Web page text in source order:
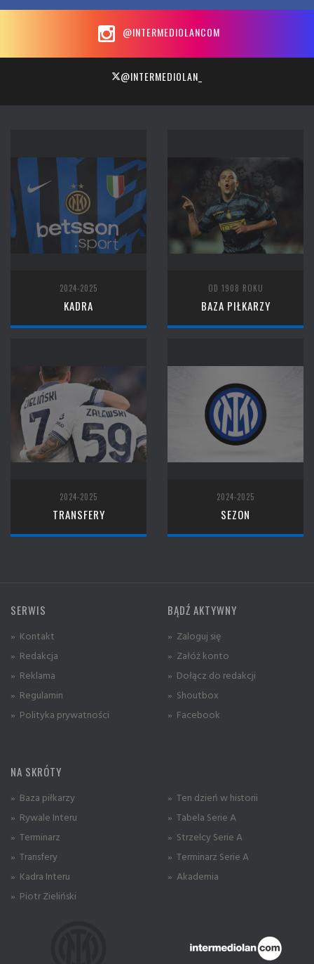
@INTERMEDIOLANCOM
@INTERMEDIOLAN_
2024-2025
KADRA
OD 1908 ROKU
BAZA PIŁKARZY
2024-2025
TRANSFERY
2024-2025
SEZON
SERWIS
» Kontakt
» Redakcja
» Reklama
» Regulamin
» Polityka prywatności
BĄDŹ AKTYWNY
» Zaloguj się
» Załóż konto
» Dołącz do redakcji
» Shoutbox
» Facebook
NA SKRÓTY
» Baza piłkarzy
» Rywale Interu
» Terminarz
» Transfery
» Kadra Interu
» Piotr Zieliński
» Ten dzień w historii
» Tabela Serie A
» Strzelcy Serie A
» Terminarz Serie A
» Akademia